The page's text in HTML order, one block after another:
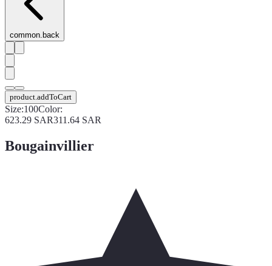
common.back
product.addToCart
Size:100Color:
623.29 SAR311.64 SAR
Bougainvillier